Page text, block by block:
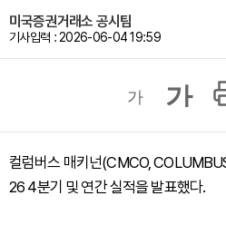
미국증권거래소 공시팀
기사입력 : 2026-06-04 19:59
가 가
컬럼버스 매키넌(CMCO,
26 4분기 및 연간 실적을 발표했다.